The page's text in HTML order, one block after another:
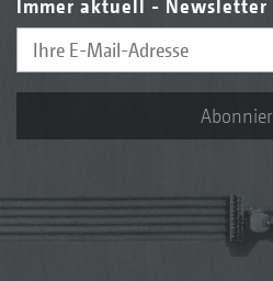
Immer aktuell - Newsletter